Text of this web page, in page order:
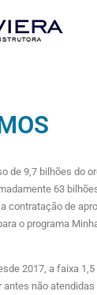
de 9,7 bilhões do
63
contratação de
o programa
2017, a faixa
não atendidas